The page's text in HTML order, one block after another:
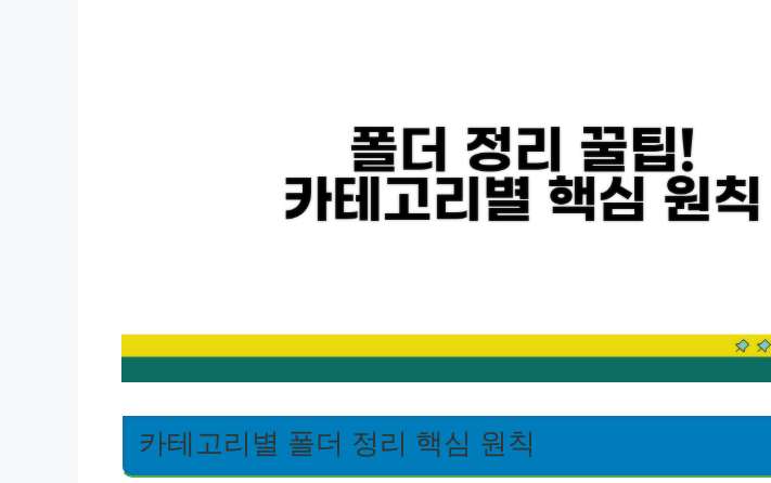
카테고리별 폴더 정리 핵심 원칙